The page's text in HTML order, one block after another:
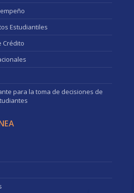
Estudiantiles
Crédito
para la toma de decisiones de